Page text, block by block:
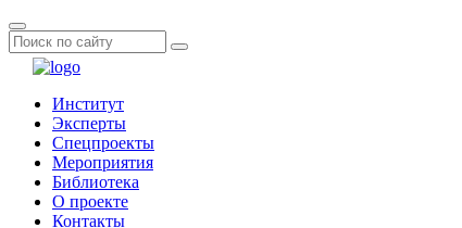
Институт
Эксперты
Спецпроекты
Мероприятия
Библиотека
О проекте
Контакты